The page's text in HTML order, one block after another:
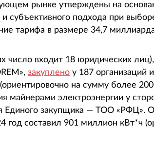
рынке утверждены на
субъективного подхода при
тарифа в размере 34,7
число входит 18 юридических
закуплено у 187 организаций
на сумму более
майнерами электроэнергии у
Единого закупщика — ТОО «РФЦ».
год составил 901 миллион кВт*ч